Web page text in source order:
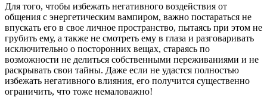
Для того, чтобы избежать негативного воздействия от
общения с энергетическим вампиром, важно постараться не
впускать его в свое личное пространство, пытаясь при этом не
грубить ему, а также не смотреть ему в глаза и разговаривать
исключительно о посторонних вещах, стараясь по
возможности не делиться собственными переживаниями и не
раскрывать свои тайны. Даже если не удастся полностью
избежать негативного влияния, его получится существенно
ограничить, что тоже немаловажно!